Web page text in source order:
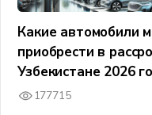
Какие автомобили
приобрести в
Узбекистане 2026
177715